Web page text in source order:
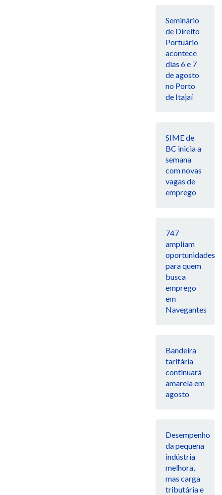
Seminário
de Direito
Portuário
acontece
dias 6 e 7
de agosto
no Porto
de Itajaí
SIME de
BC inicia a
semana
com novas
vagas de
emprego
747
ampliam
oportunidades
para quem
busca
emprego
em
Navegantes
Bandeira
tarifária
continuará
amarela em
agosto
Desempenho
da pequena
indústria
melhora,
mas carga
tributária e